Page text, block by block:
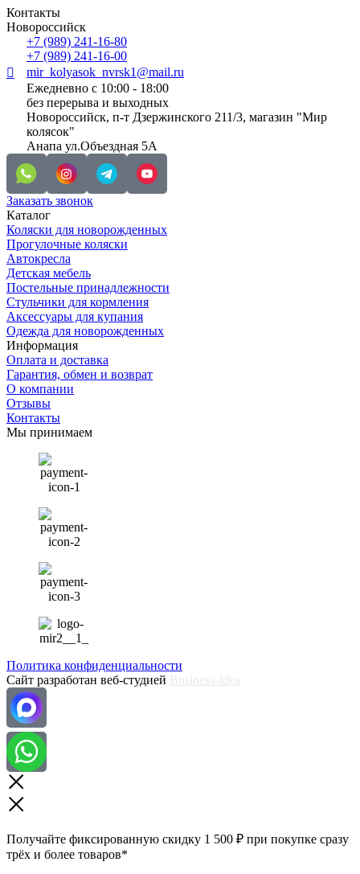
Контакты
Новороссийск
+7 (989) 241-16-80
+7 (989) 241-16-00
mir_kolyasok_nvrsk1@mail.ru
Ежедневно с 10:00 - 18:00
без перерыва и выходных
Новороссийск, п-т Дзержинского 211/3, магазин "Мир
колясок"
Анапа ул.Объездная 5А
Заказать звонок
Каталог
Коляски для новорожденных
Прогулочные коляски
Автокресла
Детская мебель
Постельные принадлежности
Стульчики для кормления
Аксессуары для купания
Одежда для новорожденных
Информация
Оплата и доставка
Гарантия, обмен и возврат
О компании
Отзывы
Контакты
Мы принимаем
Политика конфиденциальности
Сайт разработан веб-студией
Получайте фиксированную скидку 1 500 ₽ при покупке сразу
трёх и более товаров*